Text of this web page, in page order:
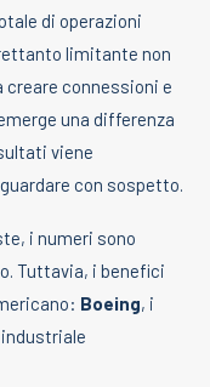
di operazioni
limitante non
connessioni e
una differenza
viene
con sospetto.
i numeri sono
Tuttavia, i benefici
Boeing, i